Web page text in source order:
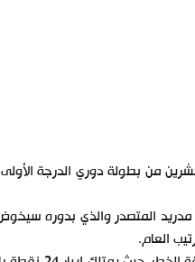
من بطولة دوري الدرجة
المتصدر والذي بدوره
العام.